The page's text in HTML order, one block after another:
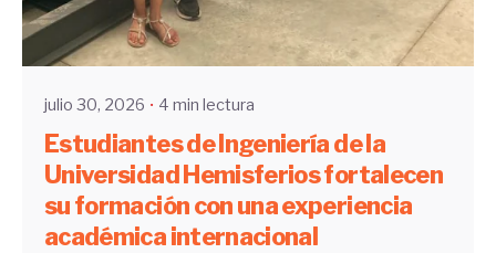
Enviado por
UHE
julio 30, 2026 4 min lectura
Estudiantes de Ingeniería de la
Universidad Hemisferios fortalecen
su formación con una experiencia
académica internacional